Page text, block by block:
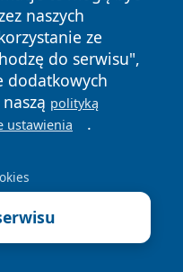
takich jak eukaliptus
geranium czy
na maskowaniu
jest znacznie krótsza.
działa przez 20–60
Ekstrakt z
klinicznych, ale
formuły są
rzadziej powodują
naszych
ze
do serwisu",
dodatkowych
polityką
ustawienia .